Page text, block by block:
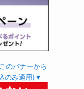
のバナーから
のみ適用)▼